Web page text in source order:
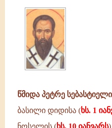
წმიდა პეტრე სებასტიელი
ბასილი დიდისა (ხს. 1